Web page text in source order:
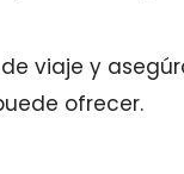
de viaje y
ofrecer.